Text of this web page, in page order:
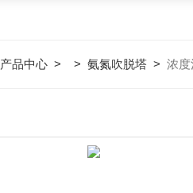
产品中心> > 氨氮吹脱塔> 浓